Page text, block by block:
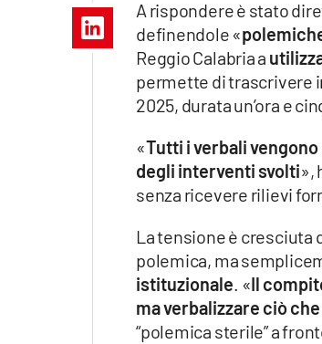
A rispondere è stato
definendole «
Reggio Calabria a
permette di trascrivere
2025, durata un’ora e
«Tutti i verbali
degli interventi svolti»,
senza ricevere rilievi
La tensione è cresciuta
polemica, ma
istituzionale. «Il
ma verbalizzare ciò
“polemica sterile” a